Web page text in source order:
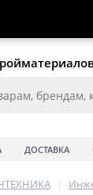
ДОСТАВКА
|